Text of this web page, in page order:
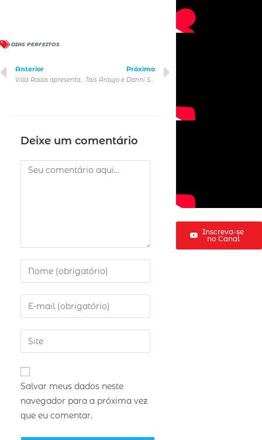
DIAS PERFEITOS
Anterior Próximo
Taís Araujo e Danni Suzuki se juntam a Lucio Mauro Filho no elenco de dublagem de Kung Fu Panda 4
Deixe um comentário
Salvar meus dados neste
navegador para a próxima vez
que eu comentar.
Inscreva-se
no Canal